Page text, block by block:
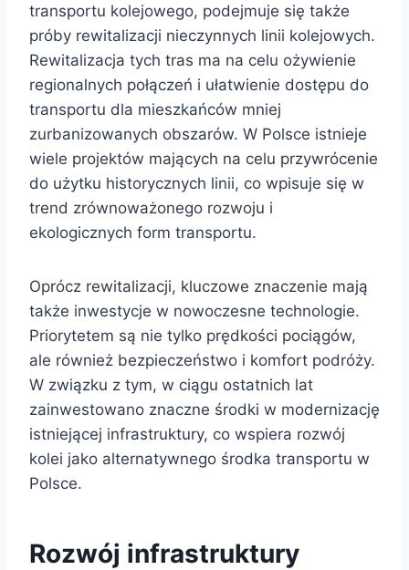
transportu kolejowego, podejmuje się także
próby rewitalizacji nieczynnych linii kolejowych.
Rewitalizacja tych tras ma na celu ożywienie
regionalnych połączeń i ułatwienie dostępu do
transportu dla mieszkańców mniej
zurbanizowanych obszarów. W Polsce istnieje
wiele projektów mających na celu przywrócenie
do użytku historycznych linii, co wpisuje się w
trend zrównoważonego rozwoju i
ekologicznych form transportu.
Oprócz rewitalizacji, kluczowe znaczenie mają
także inwestycje w nowoczesne technologie.
Priorytetem są nie tylko prędkości pociągów,
ale również bezpieczeństwo i komfort podróży.
W związku z tym, w ciągu ostatnich lat
zainwestowano znaczne środki w modernizację
istniejącej infrastruktury, co wspiera rozwój
kolei jako alternatywnego środka transportu w
Polsce.
Rozwój infrastruktury